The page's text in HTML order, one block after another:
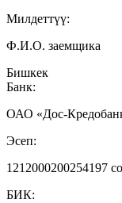
Милдеттүү:
Ф.И.О. заемщика
Бишкек
Банк:
ОАО «Дос-
Эсеп:
1212000200254197
БИК: